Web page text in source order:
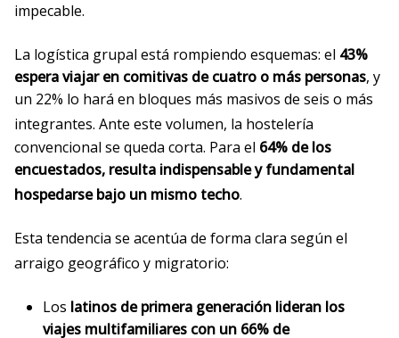
impecable.
La logística grupal está rompiendo esquemas: el 43%
espera viajar en comitivas de cuatro o más personas, y
un 22% lo hará en bloques más masivos de seis o más
integrantes. Ante este volumen, la hostelería
convencional se queda corta. Para el 64% de los
encuestados, resulta indispensable y fundamental
hospedarse bajo un mismo techo.
Esta tendencia se acentúa de forma clara según el
arraigo geográfico y migratorio:
Los latinos de primera generación lideran los
viajes multifamiliares con un 66% de